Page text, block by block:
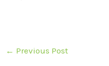
← Previous Post